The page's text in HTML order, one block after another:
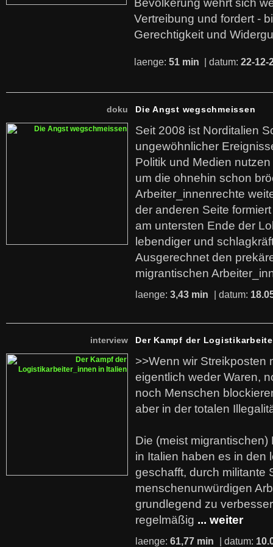
Bevölkerung wehrt sich
Vertreibung und fordert -
Gerechtigkeit und
laenge: 51 min | datum: 22-12-
doku Die Angst wegschmeissen
Seit 2008 ist Norditalien
ungewöhnlicher
Politik und Medien
um die ohnehin schon
Arbeiter_innenrechte
der anderen Seite
am untersten Ende der
lebendiger und
Ausgerechnet den
migrantischen
laenge: 3,43 min | datum:
interview Der Kampf der
>>Wenn wir Streikposten
eigentlich weder Waren,
noch Menschen
aber in der totalen
Die (meist
in Italien haben es in den
geschafft, durch militante
menschenunwürdigen
grundlegend zu
regelmäßig ... weiter
laenge: 61,77 min | datum: